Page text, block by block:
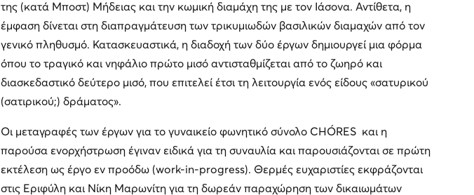
της (κατά Μποστ) Μήδειας και την κωμική διαμάχη της με τον Ιάσονα. Αντίθετα, η
έμφαση δίνεται στη διαπραγμάτευση των τρικυμιωδών βασιλικών διαμαχών από τον
γενικό πληθυσμό. Κατασκευαστικά, η διαδοχή των δύο έργων δημιουργεί μια φόρμα
όπου το τραγικό και νηφάλιο πρώτο μισό αντισταθμίζεται από το ζωηρό και
διασκεδαστικό δεύτερο μισό, που επιτελεί έτσι τη λειτουργία ενός είδους «σατυρικού
(σατιρικού;) δράματος».
Οι μεταγραφές των έργων για το γυναικείο φωνητικό σύνολο CHÓRES και η
παρούσα ενορχήστρωση έγιναν ειδικά για τη συναυλία και παρουσιάζονται σε πρώτη
εκτέλεση ως έργο εν προόδω (work-in-progress). Θερμές ευχαριστίες εκφράζονται
στις Εριφύλη και Νίκη Μαρωνίτη για τη δωρεάν παραχώρηση των δικαιωμάτων